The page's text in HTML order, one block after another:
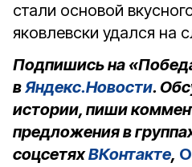
стали основой
яковлевски удался на
Подпишись на
вЯндекс.Новости.
истории, пиши
предложения в
соцсетяхВКонтакте,